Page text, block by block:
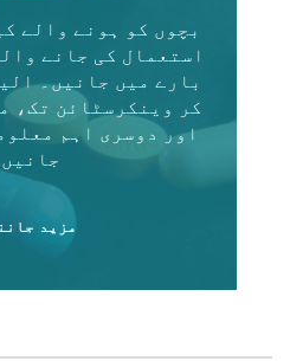
بچوں کو ہونے والے
استعمال کی جانے
بارے میں جانیں۔
کر وینکرسٹائن تک،
اور دوسری اہم
جانیں۔
مزید